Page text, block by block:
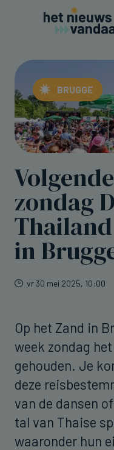
BRUGGE
zondag
in
vr 30 mei 2025, 10:00
Op het Zand in
week zondag
gehouden. Je
deze
van de dansen
tal van Thaise
waaronder hun